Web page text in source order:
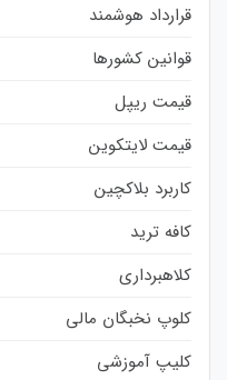
قرارداد هوشمند
قوانین کشورها
قیمت ریپل
قیمت لایتکوین
کاربرد بلاکچین
کافه ترید
کلاهبرداری
کلوپ نخبگان مالی
کلیپ آموزشی